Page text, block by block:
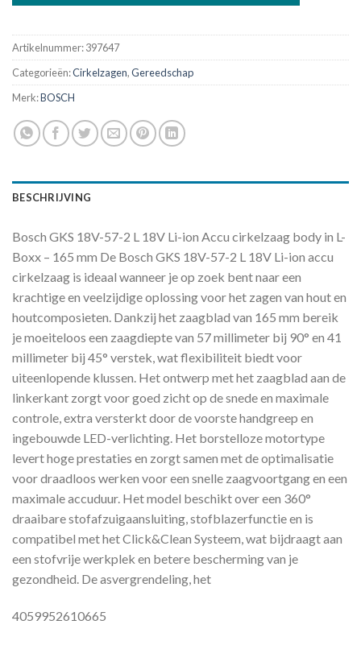
Artikelnummer:397647
Categorieën:Cirkelzagen,Gereedschap
Merk:BOSCH
BESCHRIJVING
Bosch GKS 18V-57-2 L 18V Li-ion Accu cirkelzaag body in L-
Boxx – 165 mm De Bosch GKS 18V-57-2 L 18V Li-ion accu
cirkelzaag is ideaal wanneer je op zoek bent naar een
krachtige en veelzijdige oplossing voor het zagen van hout en
houtcomposieten. Dankzij het zaagblad van 165 mm bereik
je moeiteloos een zaagdiepte van 57 millimeter bij 90° en 41
millimeter bij 45° verstek, wat flexibiliteit biedt voor
uiteenlopende klussen. Het ontwerp met het zaagblad aan de
linkerkant zorgt voor goed zicht op de snede en maximale
controle, extra versterkt door de voorste handgreep en
ingebouwde LED-verlichting. Het borstelloze motortype
levert hoge prestaties en zorgt samen met de optimalisatie
voor draadloos werken voor een snelle zaagvoortgang en een
maximale accuduur. Het model beschikt over een 360°
draaibare stofafzuigaansluiting, stofblazerfunctie en is
compatibel met het Click&Clean Systeem, wat bijdraagt aan
een stofvrije werkplek en betere bescherming van je
gezondheid. De asvergrendeling, het
4059952610665